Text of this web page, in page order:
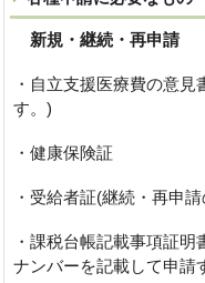
新規・継続・再申請
・自立支援医療費の意
す。)
・健康保険証
・受給者証(継続・再申
・課税台帳記載事項証
ナンバーを記載して申請